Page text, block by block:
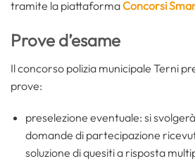
tramite la piattaformaConcorsi
Prove d’esame
Il concorso polizia municipale Terni
prove:
preselezione eventuale: si
domande di partecipazione
soluzione di quesiti a risposta